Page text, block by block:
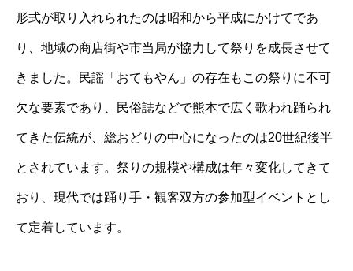
形式が取り入れられたのは昭和から平成にかけてであ
り、地域の商店街や市当局が協力して祭りを成長させて
きました。民謡「おてもやん」の存在もこの祭りに不可
欠な要素であり、民俗誌などで熊本で広く歌われ踊られ
てきた伝統が、総おどりの中心になったのは20世紀後半
とされています。祭りの規模や構成は年々変化してきて
おり、現代では踊り手・観客双方の参加型イベントとし
て定着しています。